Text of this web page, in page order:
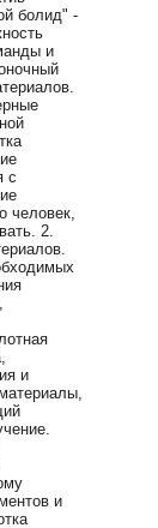
болид" -
и
с
человек,
2.
и
и